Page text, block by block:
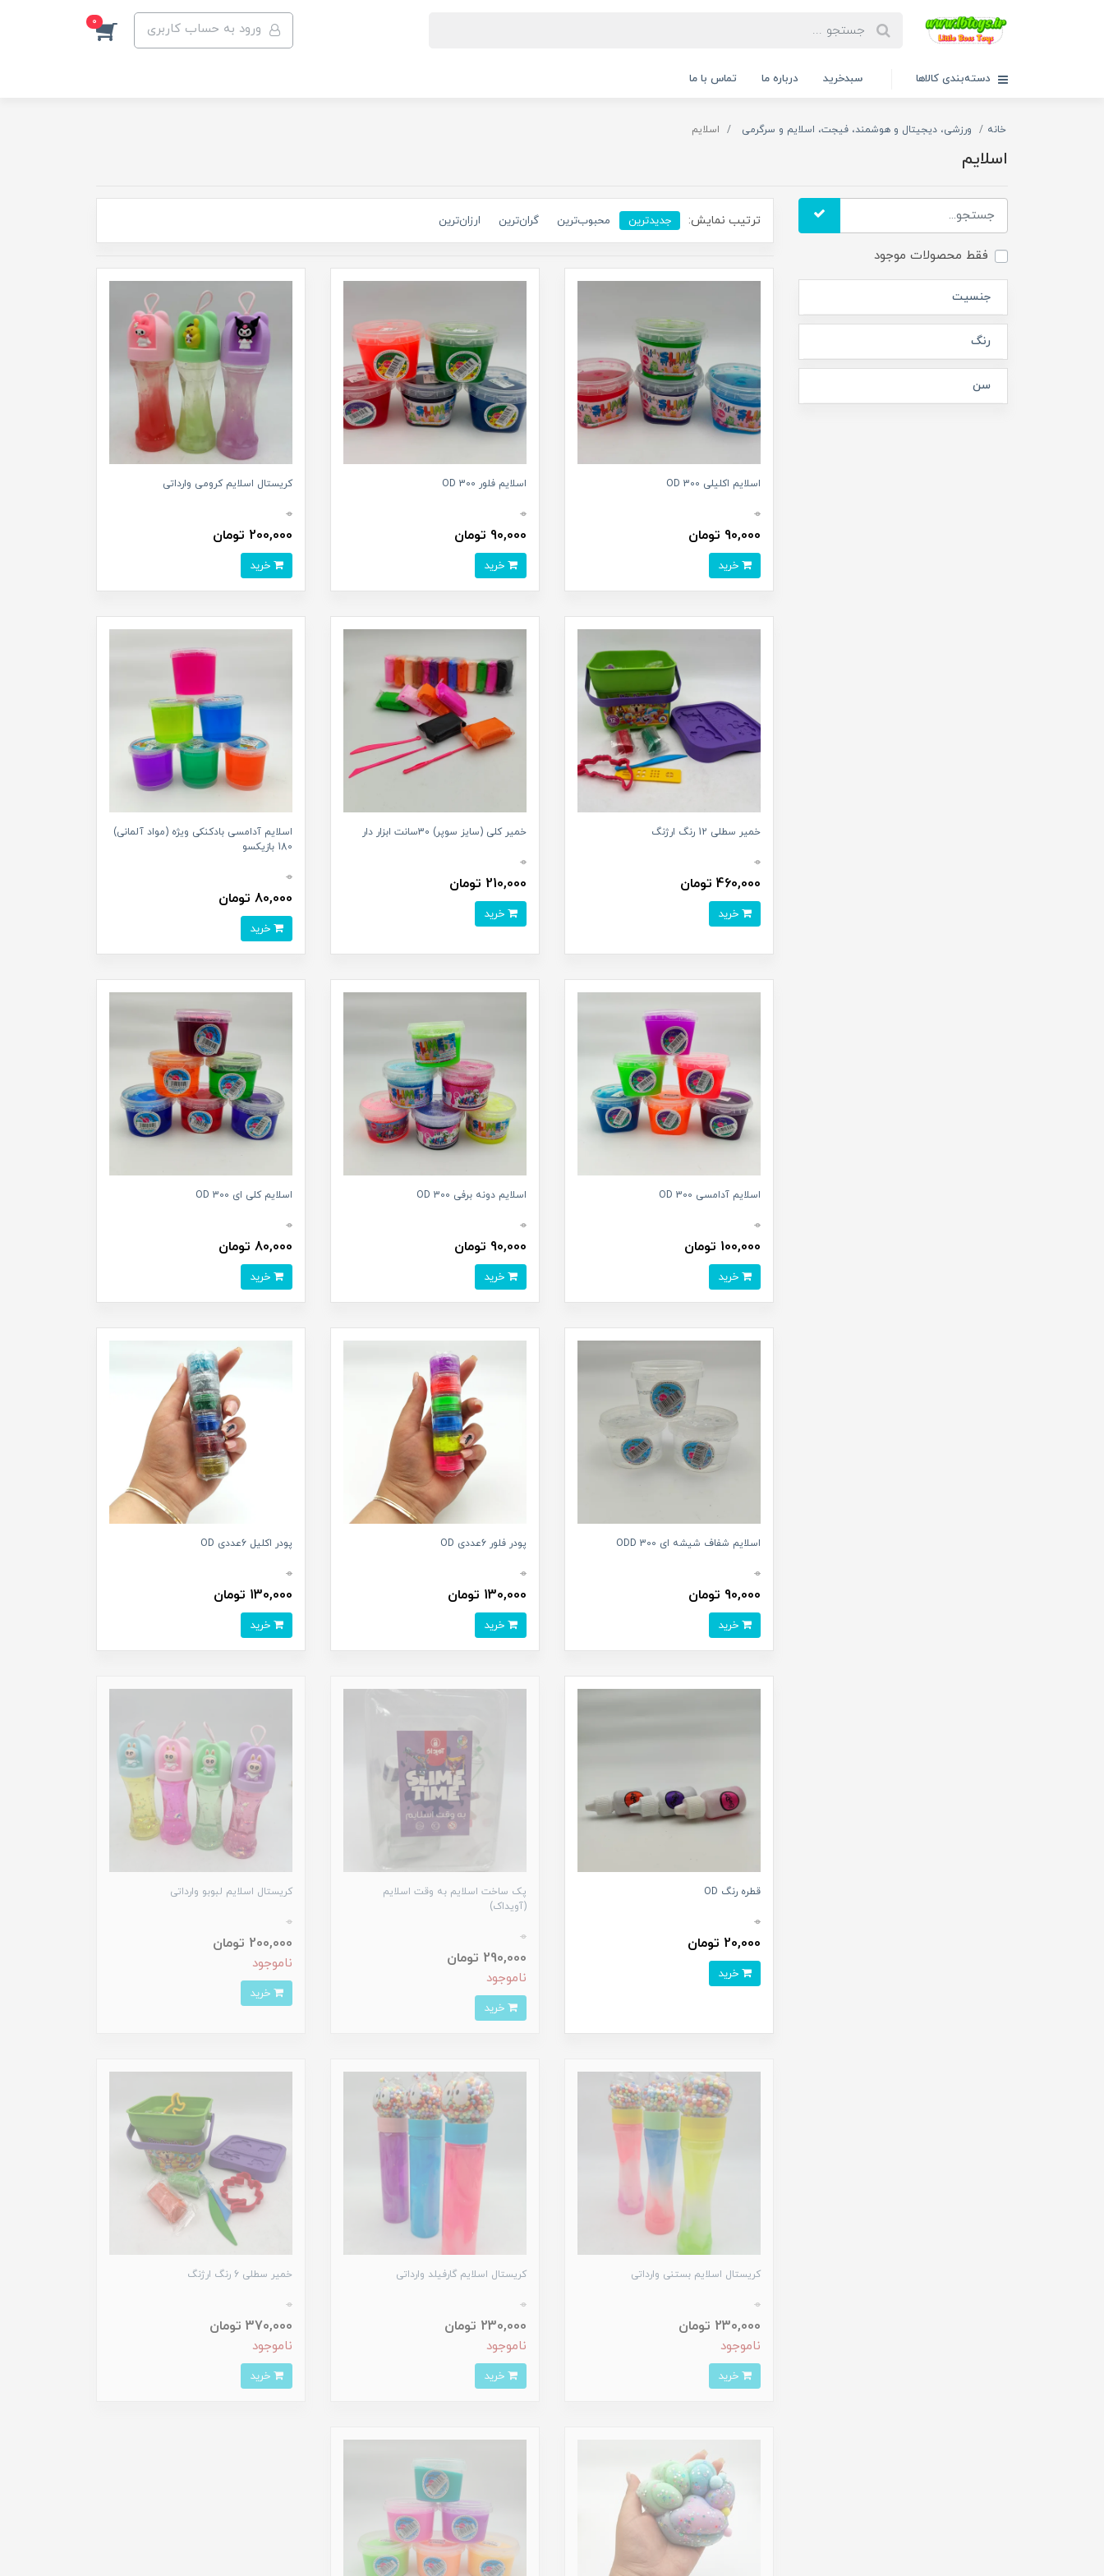
ورود به حساب کاربری 0
دسته‌بندی کالاها سبدخرید درباره ما تماس با ما
خانه ورزشی، دیجیتال و هوشمند، فیجت، اسلایم و سرگرمی اسلایم
اسلایم
فقط محصولات موجود
جنسیت
رنگ
سن
ترتیب نمایش: جدیدترین محبوب‌ترین گران‌ترین ارزان‌ترین
اسلایم اکلیلی 300 OD
0
90,000 تومان
اسلایم فلور 300 OD
0
90,000 تومان
خرید
کریستال اسلایم کرومی وارداتی
0
200,000 تومان
خرید
خمیر سطلی 12 رنگ ارژنگ
0
460,000 تومان
خمیر کلی (سایز سوپر) 30سانت ابزار دار
0
210,000 تومان
خرید
اسلایم آدامسی بادکنکی ويژه (مواد آلمانی)
180 بازیکسو
0
80,000 تومان
خرید
اسلایم آدامسی 300 OD
0
100,000 تومان
اسلایم دونه برفی 300 OD
0
90,000 تومان
خرید
اسلایم کلی ای 300 OD
0
80,000 تومان
خرید
اسلایم شفاف شیشه ای 300 ODD
0
90,000 تومان
پودر فلور 6عددی OD
0
130,000 تومان
خرید
پودر اکلیل 6عددی OD
0
130,000 تومان
خرید
قطره رنگ OD
0
20,000 تومان
پک ساخت اسلایم به وقت اسلایم
(آویداک)
0
290,000 تومان
ناموجود
خرید
کریستال اسلایم لبوبو وارداتی
0
200,000 تومان
ناموجود
خرید
کریستال اسلایم بستنی وارداتی
0
230,000 تومان
ناموجود
کریستال اسلایم گارفیلد وارداتی
0
230,000 تومان
ناموجود
خرید
خمیر سطلی 6 رنگ ارژنگ
0
370,000 تومان
ناموجود
خرید